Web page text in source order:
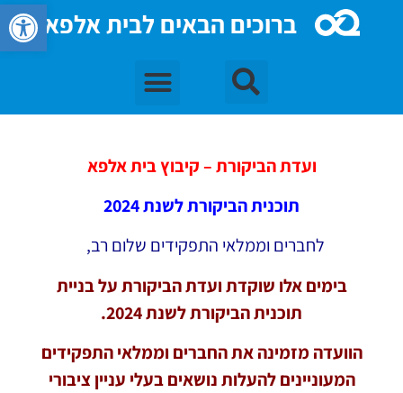
פתח ברוכים הבאים לבית אלפא
ועדת הביקורת – קיבוץ בית אלפא
תוכנית הביקורת לשנת 2024
לחברים וממלאי התפקידים שלום רב,
בימים אלו שוקדת ועדת הביקורת על בניית
תוכנית הביקורת לשנת 2024.
הוועדה מזמינה את החברים וממלאי התפקידים
המעוניינים להעלות נושאים בעלי עניין ציבורי